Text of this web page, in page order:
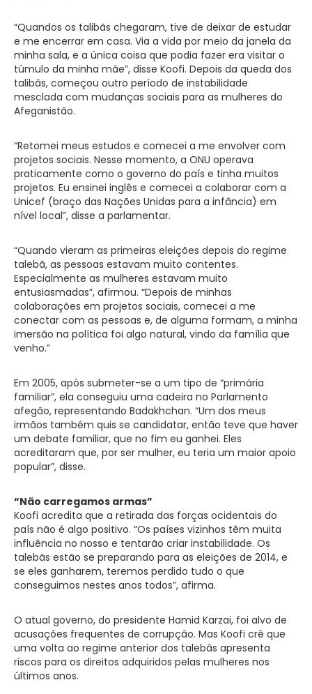
“Quandos os talibãs chegaram, tive de deixar de estudar
e me encerrar em casa. Via a vida por meio da janela da
minha sala, e a única coisa que podia fazer era visitar o
túmulo da minha mãe”, disse Koofi. Depois da queda dos
talibãs, começou outro período de instabilidade
mesclada com mudanças sociais para as mulheres do
Afeganistão.
“Retomei meus estudos e comecei a me envolver com
projetos sociais. Nesse momento, a ONU operava
praticamente como o governo do país e tinha muitos
projetos. Eu ensinei inglês e comecei a colaborar com a
Unicef (braço das Nações Unidas para a infância) em
nível local”, disse a parlamentar.
“Quando vieram as primeiras eleições depois do regime
talebã, as pessoas estavam muito contentes.
Especialmente as mulheres estavam muito
entusiasmadas”, afirmou. “Depois de minhas
colaborações em projetos sociais, comecei a me
conectar com as pessoas e, de alguma formam, a minha
imersão na política foi algo natural, vindo da família que
venho.”
Em 2005, após submeter-se a um tipo de “primária
familiar”, ela conseguiu uma cadeira no Parlamento
afegão, representando Badakhchan. “Um dos meus
irmãos também quis se candidatar, então teve que haver
um debate familiar, que no fim eu ganhei. Eles
acreditaram que, por ser mulher, eu teria um maior apoio
popular”, disse.
“Não carregamos armas”
Koofi acredita que a retirada das forças ocidentais do
país não é algo positivo. “Os países vizinhos têm muita
influência no nosso e tentarão criar instabilidade. Os
talebãs estão se preparando para as eleições de 2014, e
se eles ganharem, teremos perdido tudo o que
conseguimos nestes anos todos”, afirma.
O atual governo, do presidente Hamid Karzai, foi alvo de
acusações frequentes de corrupção. Mas Koofi crê que
uma volta ao regime anterior dos talebãs apresenta
riscos para os direitos adquiridos pelas mulheres nos
últimos anos.